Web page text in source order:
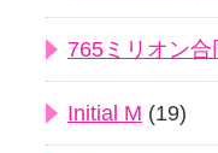
765ミリオン合
Initial M (19)